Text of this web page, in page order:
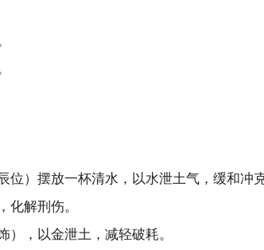
位）摆放一杯清水，以水泄土气，缓和冲克
化解刑伤。
），以金泄土，减轻破耗。